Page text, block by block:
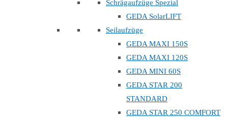
Schrägaufzüge Spezial
GEDA SolarLIFT
Seilaufzüge
GEDA MAXI 150S
GEDA MAXI 120S
GEDA MINI 60S
GEDA STAR 200
STANDARD
GEDA STAR 250 COMFORT